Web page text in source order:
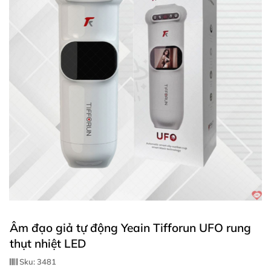
Âm đạo giả tự động Yeain Tifforun UFO rung
thụt nhiệt LED
Sku:3481